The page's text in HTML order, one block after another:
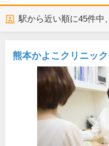
駅から近い順に45件中、
熊本かよこクリニック